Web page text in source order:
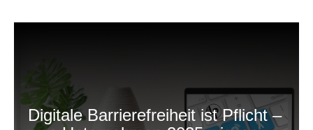
Digitale Barrierefreiheit ist Pflicht –